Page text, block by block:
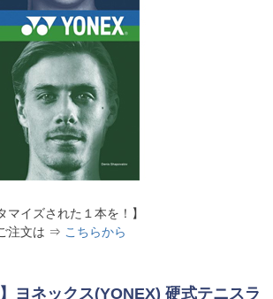
マイズされた１本を！】
注文は ⇒ こちらから
ヨネックス(YONEX) 硬式テニスラ